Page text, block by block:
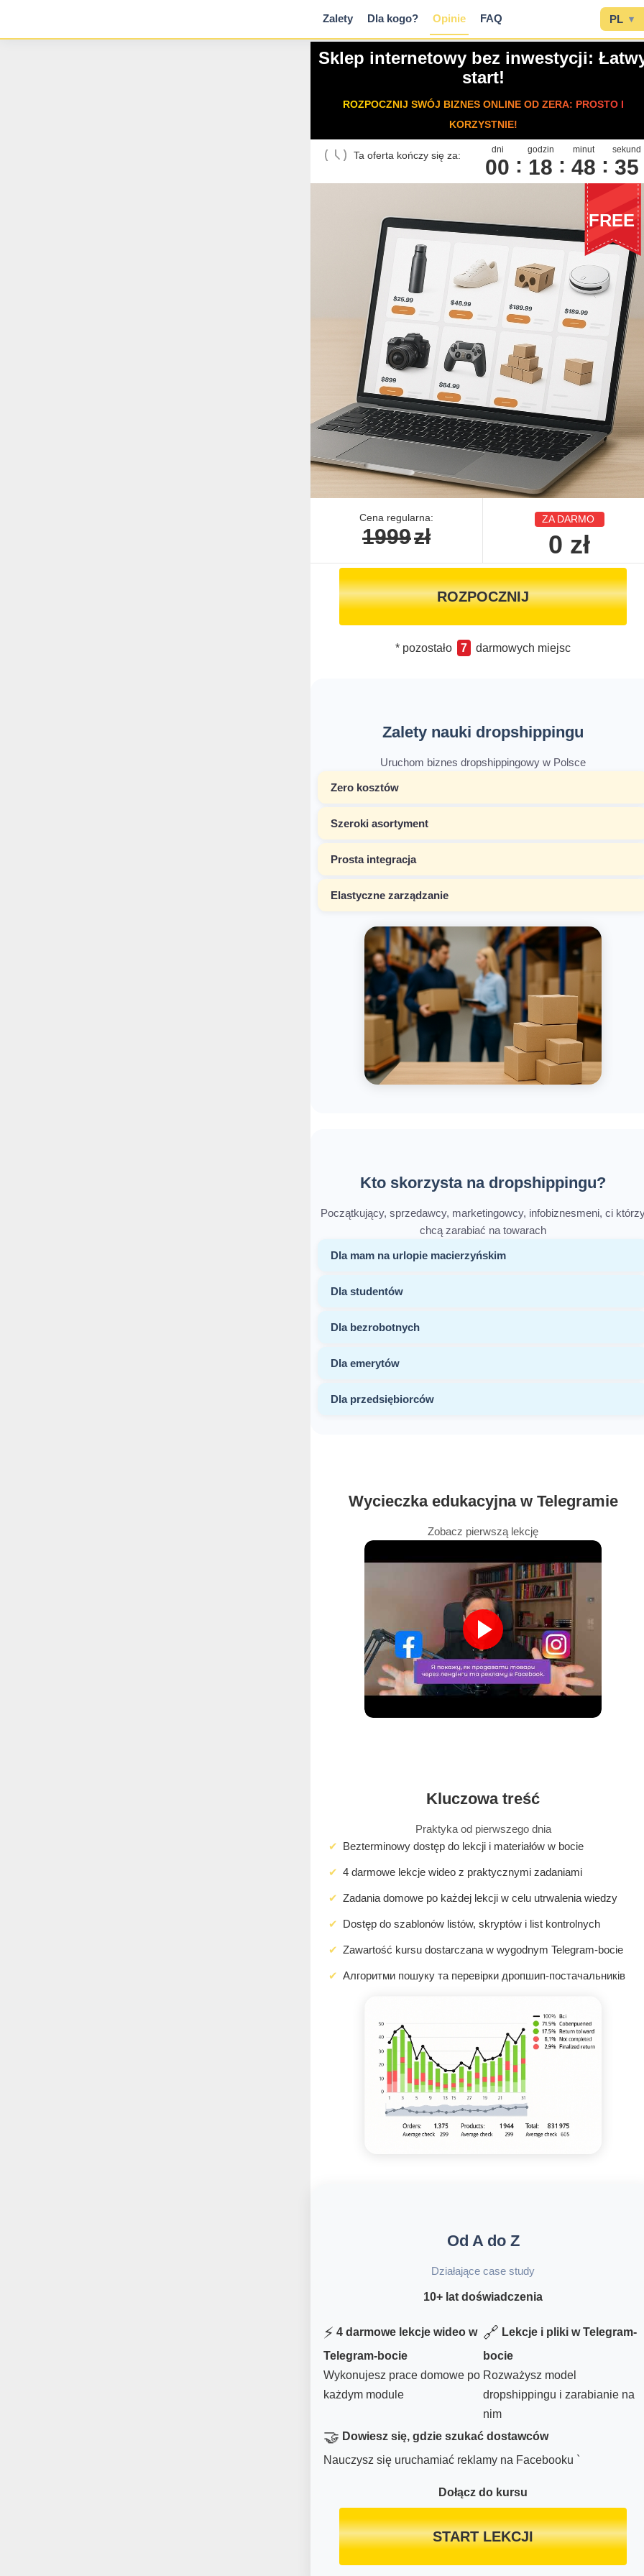
Zalety Dla kogo? Opinie FAQ PL ▾
Sklep internetowy bez inwestycji:
start!
ROZPOCZNIJ SWÓJ BIZNES ONLINE OD ZERA: PROSTO I
KORZYSTNIE!
Ta oferta kończy się za: dni
00
godzin
18
minut
48
sekund
34
FREE
Cena regularna:
1999zł
ZA DARMO
0 zł
ROZPOCZNIJ
* pozostało 7 darmowych miejsc
Zalety nauki dropshippingu
Uruchom biznes dropshippingowy w Polsce
Zero kosztów
Szeroki asortyment
Prosta integracja
Elastyczne zarządzanie
Kto skorzysta na dropshippingu?
Początkujący, sprzedawcy, marketingowcy, infobiznesmeni, ci
chcą zarabiać na towarach
Dla mam na urlopie macierzyńskim
Dla studentów
Dla bezrobotnych
Dla emerytów
Dla przedsiębiorców
Wycieczka edukacyjna w Telegramie
Zobacz pierwszą lekcję
Kluczowa treść
Praktyka od pierwszego dnia
Bezterminowy dostęp do lekcji i materiałów w bocie
4 darmowe lekcje wideo z praktycznymi zadaniami
Zadania domowe po każdej lekcji w celu utrwalenia wiedzy
Dostęp do szablonów listów, skryptów i list kontrolnych
Zawartość kursu dostarczana w wygodnym Telegram-bocie
Алгоритми пошуку та перевірки дропшип-постачальників
Od A do Z
Działające case study
10+ lat doświadczenia
⚡ 4 darmowe lekcje wideo w
Telegram-bocie
Wykonujesz prace domowe po
każdym module
🔗 Lekcje i pliki w Telegram-
bocie
Rozważysz model
dropshippingu i zarabianie na
nim
🤝 Dowiesz się, gdzie szukać dostawców
Nauczysz się uruchamiać reklamy na Facebooku `
Dołącz do kursu
START LEKCJI